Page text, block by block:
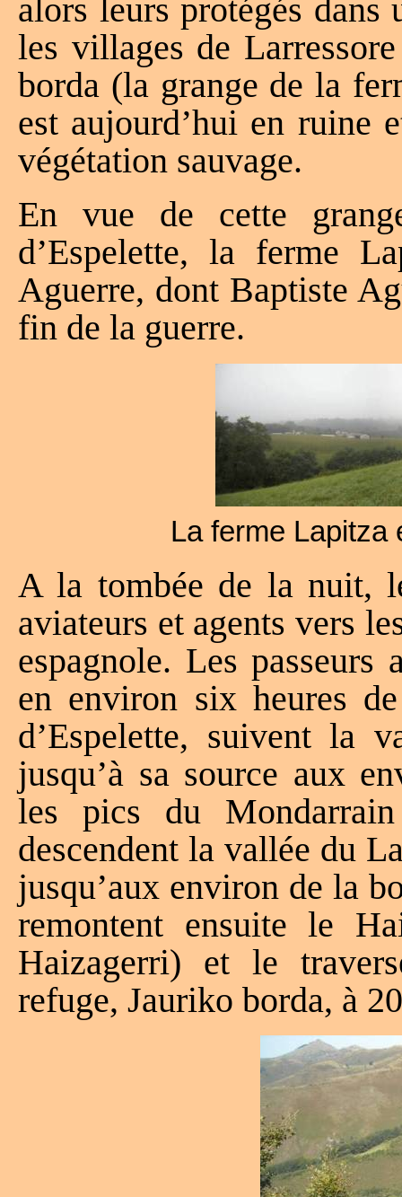
alors leurs protégés
les villages de
borda (la grange de la
est aujourd’hui en ruine
végétation sauvage.
En vue de cette
d’Espelette, la ferme
Aguerre, dont Baptiste
fin de la guerre.
La ferme Lapitza
A la tombée de la nuit,
aviateurs et agents vers
espagnole. Les passeurs
en environ six heures
d’Espelette, suivent la
jusqu’à sa source aux
les pics du
descendent la vallée du
jusqu’aux environ de la
remontent ensuite le
Haizagerri) et le
refuge, Jauriko borda, à